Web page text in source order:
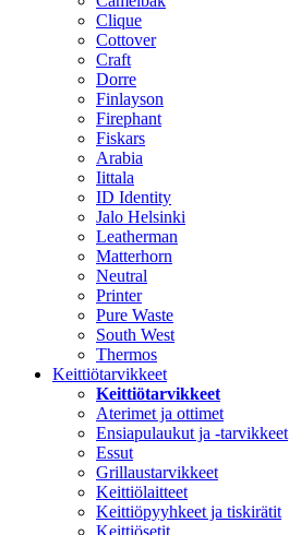
Clique
Cottover
Craft
Dorre
Finlayson
Firephant
Fiskars
Arabia
Iittala
ID Identity
Jalo Helsinki
Leatherman
Matterhorn
Neutral
Printer
Pure Waste
South West
Thermos
Keittiötarvikkeet
Keittiötarvikkeet
Aterimet ja ottimet
Ensiapulaukut ja -tarvikkeet
Essut
Grillaustarvikkeet
Keittiölaitteet
Keittiöpyyhkeet ja tiskirätit
Keittiösetit